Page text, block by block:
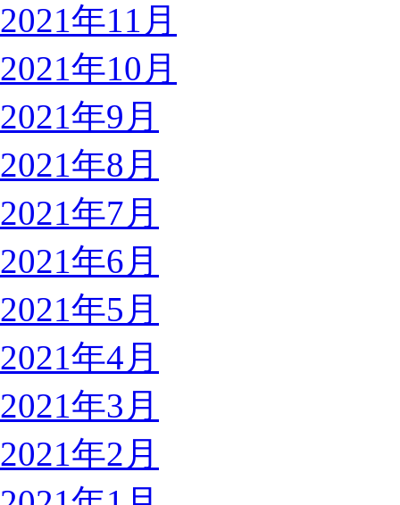
2021年11月
2021年10月
2021年9月
2021年8月
2021年7月
2021年6月
2021年5月
2021年4月
2021年3月
2021年2月